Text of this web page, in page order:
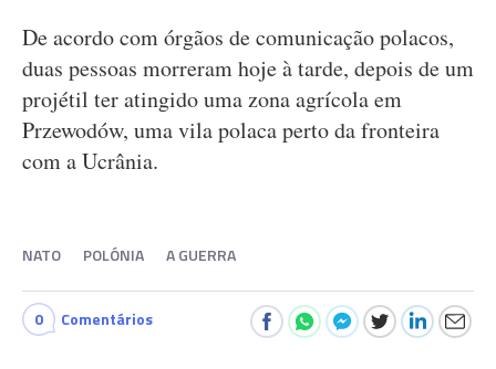
De acordo com órgãos de comunicação polacos,
duas pessoas morreram hoje à tarde, depois de um
projétil ter atingido uma zona agrícola em
Przewodów, uma vila polaca perto da fronteira
com a Ucrânia.
NATO POLÓNIA A GUERRA
0 Comentários